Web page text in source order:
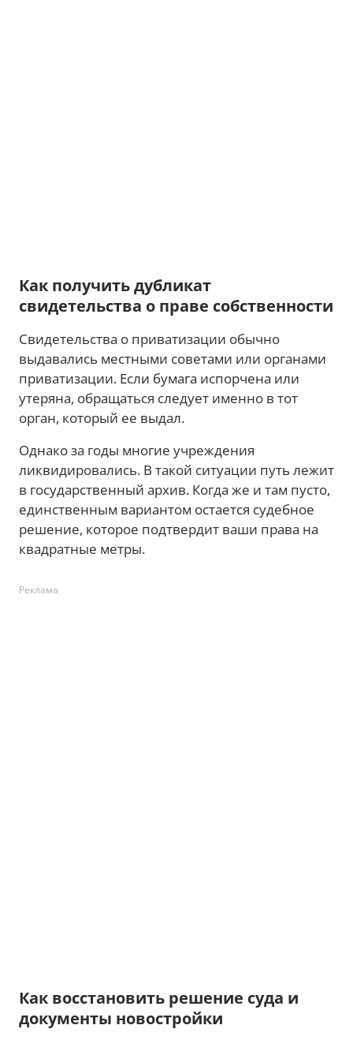
Как получить дубликат
свидетельства о праве собственности
Свидетельства о приватизации обычно
выдавались местными советами или органами
приватизации. Если бумага испорчена или
утеряна, обращаться следует именно в тот
орган, который ее выдал.
Однако за годы многие учреждения
ликвидировались. В такой ситуации путь лежит
в государственный архив. Когда же и там пусто,
единственным вариантом остается судебное
решение, которое подтвердит ваши права на
квадратные метры.
Реклама
Как восстановить решение суда и
документы новостройки